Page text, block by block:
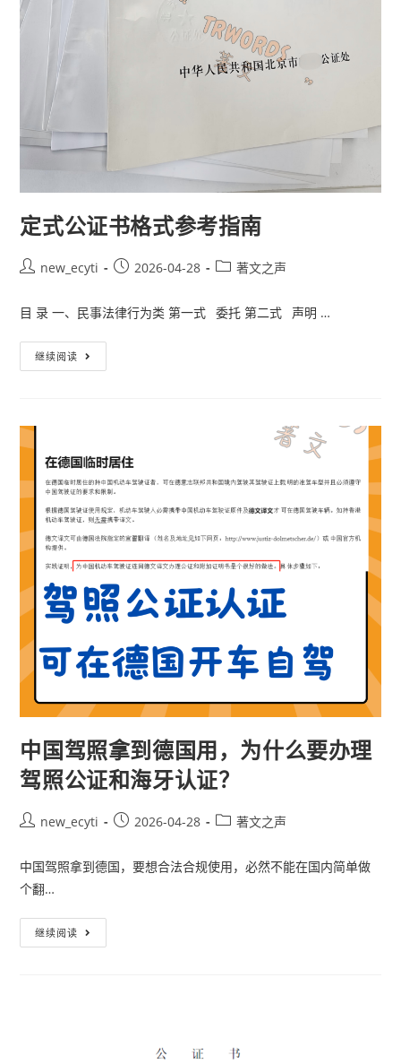
定式公证书格式参考指南
new_ecyti 2026-04-28 著文之声
目 录 一、民事法律行为类 第一式 委托 第二式 声明 …
继续阅读
中国驾照拿到德国用，为什么要办理
驾照公证和海牙认证？
new_ecyti 2026-04-28 著文之声
中国驾照拿到德国，要想合法合规使用，必然不能在国内简单做
个翻…
继续阅读